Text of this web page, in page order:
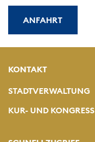
ANFAHRT
KONTAKT
STADTVERWALTUNG
KUR- UND KONGRESS